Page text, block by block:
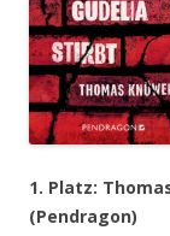
1. Platz:
(Pendragon)